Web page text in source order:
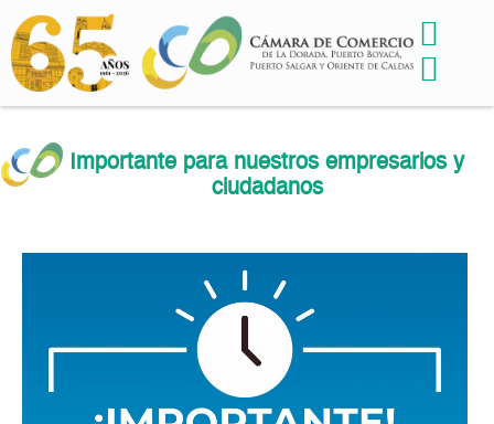
Importante para nuestros empresarios y
ciudadanos